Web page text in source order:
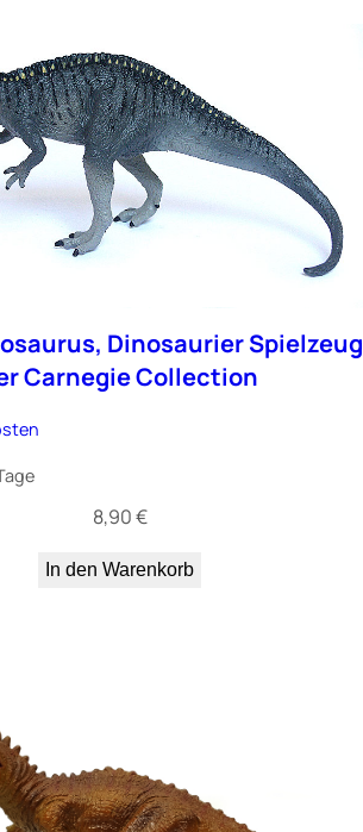
Dinosaurier Spielzeug
Carnegie Collection
8,90€
In den Warenkorb